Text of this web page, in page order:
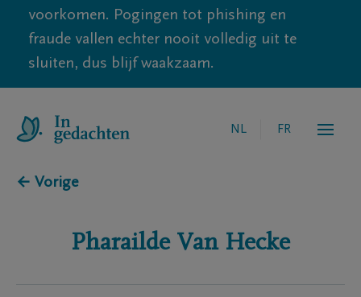
voorkomen. Pogingen tot phishing en
fraude vallen echter nooit volledig uit te
sluiten, dus blijf waakzaam.
NL FR
← Vorige
Pharailde Van Hecke